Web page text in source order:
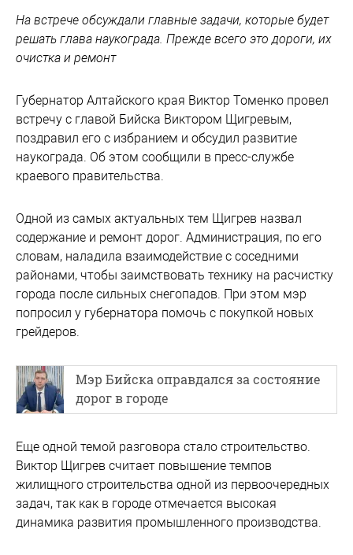
На встрече обсуждали главные задачи, которые будет
решать глава наукограда. Прежде всего это дороги, их
очистка и ремонт
Губернатор Алтайского края Виктор Томенко провел
встречу с главой Бийска Виктором Щигревым,
поздравил его с избранием и обсудил развитие
наукограда. Об этом сообщили в пресс-службе
краевого правительства.
Одной из самых актуальных тем Щигрев назвал
содержание и ремонт дорог. Администрация, по его
словам, наладила взаимодействие с соседними
районами, чтобы заимствовать технику на расчистку
города после сильных снегопадов. При этом мэр
попросил у губернатора помочь с покупкой новых
грейдеров.
Мэр Бийска оправдался за состояние
дорог в городе
Еще одной темой разговора стало строительство.
Виктор Щигрев считает повышение темпов
жилищного строительства одной из первоочередных
задач, так как в городе отмечается высокая
динамика развития промышленного производства.